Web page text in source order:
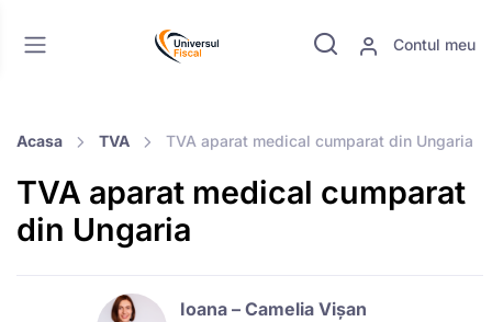
Contul meu
Acasa TVA TVA aparat medical cumparat din Ungaria
TVA aparat medical cumparat
din Ungaria
Ioana – Camelia Vișan